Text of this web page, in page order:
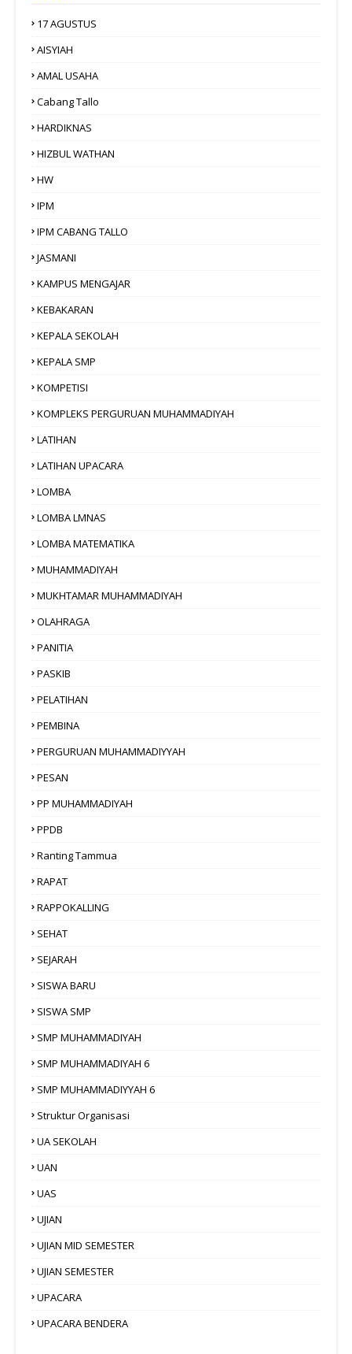
17 AGUSTUS
AISYIAH
AMAL USAHA
Cabang Tallo
HARDIKNAS
HIZBUL WATHAN
HW
IPM
IPM CABANG TALLO
JASMANI
KAMPUS MENGAJAR
KEBAKARAN
KEPALA SEKOLAH
KEPALA SMP
KOMPETISI
KOMPLEKS PERGURUAN MUHAMMADIYAH
LATIHAN
LATIHAN UPACARA
LOMBA
LOMBA LMNAS
LOMBA MATEMATIKA
MUHAMMADIYAH
MUKHTAMAR MUHAMMADIYAH
OLAHRAGA
PANITIA
PASKIB
PELATIHAN
PEMBINA
PERGURUAN MUHAMMADIYYAH
PESAN
PP MUHAMMADIYAH
PPDB
Ranting Tammua
RAPAT
RAPPOKALLING
SEHAT
SEJARAH
SISWA BARU
SISWA SMP
SMP MUHAMMADIYAH
SMP MUHAMMADIYAH 6
SMP MUHAMMADIYYAH 6
Struktur Organisasi
UA SEKOLAH
UAN
UAS
UJIAN
UJIAN MID SEMESTER
UJIAN SEMESTER
UPACARA
UPACARA BENDERA